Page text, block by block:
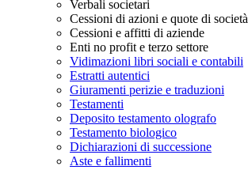
Verbali societari
Cessioni di azioni e quote di società
Cessioni e affitti di aziende
Enti no profit e terzo settore
Vidimazioni libri sociali e contabili
Estratti autentici
Giuramenti perizie e traduzioni
Testamenti
Deposito testamento olografo
Testamento biologico
Dichiarazioni di successione
Aste e fallimenti